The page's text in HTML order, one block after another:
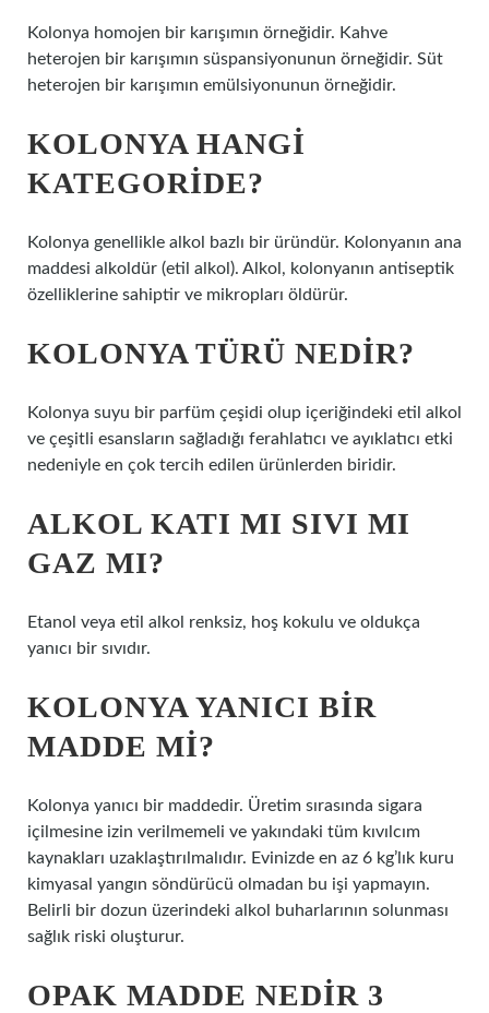
Kolonya homojen bir karışımın örneğidir. Kahve
heterojen bir karışımın süspansiyonunun örneğidir. Süt
heterojen bir karışımın emülsiyonunun örneğidir.
KOLONYA HANGI
KATEGORIDE?
Kolonya genellikle alkol bazlı bir üründür. Kolonyanın ana
maddesi alkoldür (etil alkol). Alkol, kolonyanın antiseptik
özelliklerine sahiptir ve mikropları öldürür.
KOLONYA TÜRÜ NEDIR?
Kolonya suyu bir parfüm çeşidi olup içeriğindeki etil alkol
ve çeşitli esansların sağladığı ferahlatıcı ve ayıklatıcı etki
nedeniyle en çok tercih edilen ürünlerden biridir.
ALKOL KATI MI SIVI MI
GAZ MI?
Etanol veya etil alkol renksiz, hoş kokulu ve oldukça
yanıcı bir sıvıdır.
KOLONYA YANICI BIR
MADDE MI?
Kolonya yanıcı bir maddedir. Üretim sırasında sigara
içilmesine izin verilmemeli ve yakındaki tüm kıvılcım
kaynakları uzaklaştırılmalıdır. Evinizde en az 6 kg’lık kuru
kimyasal yangın söndürücü olmadan bu işi yapmayın.
Belirli bir dozun üzerindeki alkol buharlarının solunması
sağlık riski oluşturur.
OPAK MADDE NEDIR 3